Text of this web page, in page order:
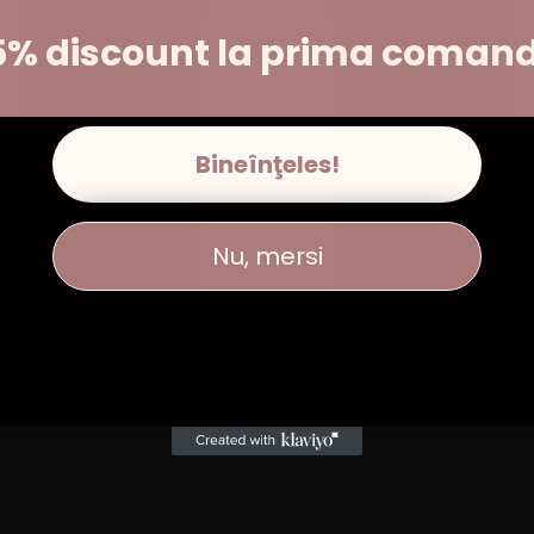
discount la prima
Bineînţeles!
Nu, mersi